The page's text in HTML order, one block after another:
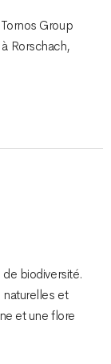
Group
Rorschach,
de biodiversité.
naturelles et
et une flore